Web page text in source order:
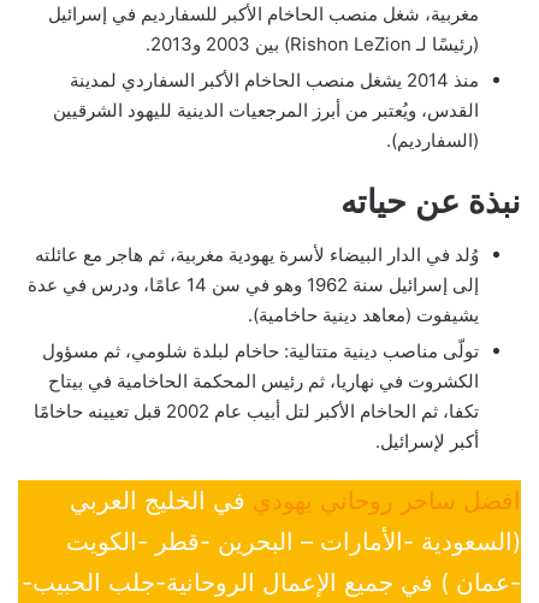
مغربية، شغل منصب الحاخام الأكبر للسفارديم في إسرائيل
(رئيسًا لـ Rishon LeZion) بين 2003 و2013.
منذ 2014 يشغل منصب الحاخام الأكبر السفاردي لمدينة
القدس، ويُعتبر من أبرز المرجعيات الدينية لليهود الشرقيين
(السفارديم).
نبذة عن حياته
وُلد في الدار البيضاء لأسرة يهودية مغربية، ثم هاجر مع عائلته
إلى إسرائيل سنة 1962 وهو في سن 14 عامًا، ودرس في عدة
يشيفوت (معاهد دينية حاخامية).
تولّى مناصب دينية متتالية: حاخام لبلدة شلومي، ثم مسؤول
الكشروت في نهاريا، ثم رئيس المحكمة الحاخامية في بيتاح
تكفا، ثم الحاخام الأكبر لتل أبيب عام 2002 قبل تعيينه حاخامًا
أكبر لإسرائيل.
افضل ساحر روحاني يهودي في الخليج العربي
(السعودية -الأمارات – البحرين -قطر -الكويت
-عمان ) في جميع الإعمال الروحانية-جلب الحبيب-